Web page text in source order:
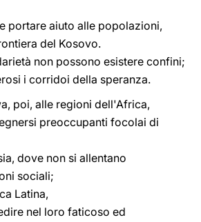
portare aiuto alle popolazioni,
del Kosovo.
non possono esistere confini;
i corridoi della speranza.
poi, alle regioni dell'Africa,
preoccupanti focolai di
dove non si allentano
sociali;
Latina,
nel loro faticoso ed